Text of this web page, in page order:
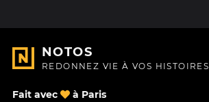
NOTOS
REDONNEZ VIE À VOS HISTOIRES
Fait avec à Paris